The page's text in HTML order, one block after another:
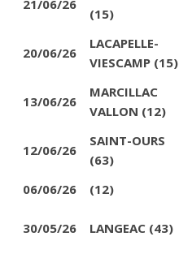
21/06/26
(15)
20/06/26
LACAPELLE-
VIESCAMP (15)
13/06/26
MARCILLAC
VALLON (12)
12/06/26
SAINT-OURS
(63)
06/06/26 (12)
30/05/26 LANGEAC (43)